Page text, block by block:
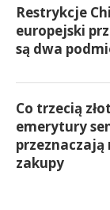
Restrykcje
europejski
są dwa
Co trzecią
emerytury
zakupy